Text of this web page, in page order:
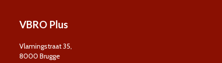
VBRO Plus
Vlamingstraat 35,
8000 Brugge